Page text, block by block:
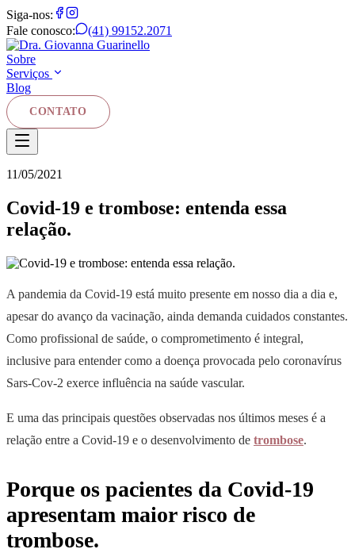
Siga-nos:
Fale conosco:
(41) 99152.2071
Sobre
Serviços
Blog
CONTATO
11/05/2021
Covid-19 e trombose: entenda essa
relação.
A pandemia da Covid-19 está muito presente em nosso dia a dia e,
apesar do avanço da vacinação, ainda demanda cuidados constantes.
Como profissional de saúde, o comprometimento é integral,
inclusive para entender como a doença provocada pelo coronavírus
Sars-Cov-2 exerce influência na saúde vascular.
E uma das principais questões observadas nos últimos meses é a
relação entre a Covid-19 e o desenvolvimento de trombose.
Porque os pacientes da Covid-19
apresentam maior risco de
trombose.